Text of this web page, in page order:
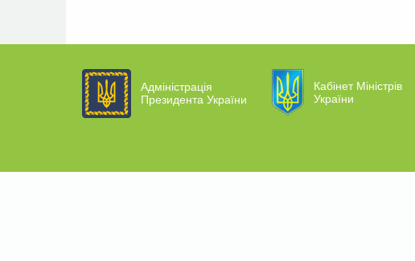
Адміністрація
Президента України
Кабінет Міністрів
України